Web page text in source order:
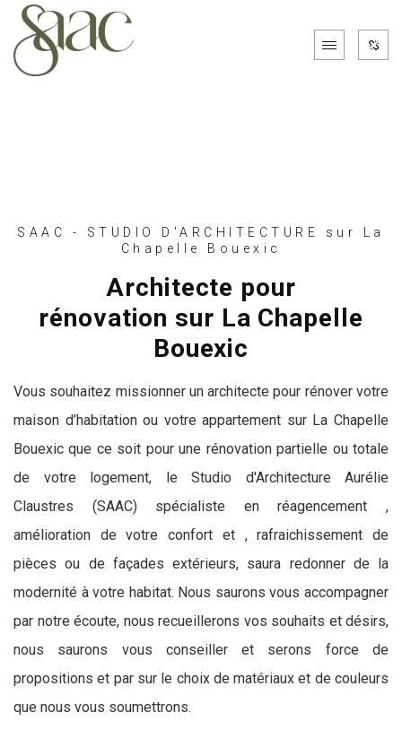
SAAC - STUDIO D'ARCHITECTURE sur La
Chapelle Bouexic
Architecte pour
rénovation sur La Chapelle
Bouexic
Vous souhaitez missionner un architecte pour rénover votre
maison d’habitation ou votre appartement sur La Chapelle
Bouexic que ce soit pour une rénovation partielle ou totale
de votre logement, le Studio d'Architecture Aurélie
Claustres (SAAC) spécialiste en réagencement ,
amélioration de votre confort et , rafraichissement de
pièces ou de façades extérieurs, saura redonner de la
modernité à votre habitat. Nous saurons vous accompagner
par notre écoute, nous recueillerons vos souhaits et désirs,
nous saurons vous conseiller et serons force de
propositions et par sur le choix de matériaux et de couleurs
que nous vous soumettrons.